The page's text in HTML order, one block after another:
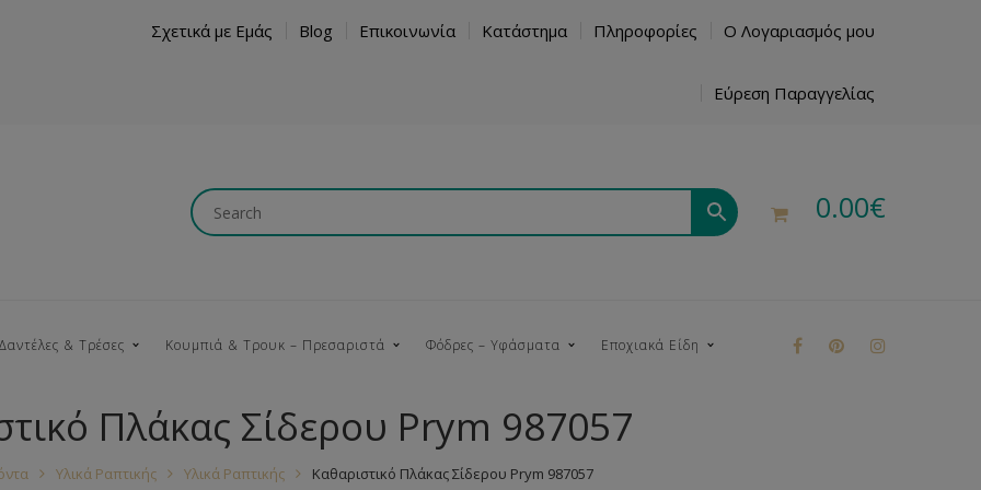
Σχετικά με Εμάς Blog Επικοινωνία Κατάστημα Πληροφορίες Ο Λογαριασμός μου
Εύρεση Παραγγελίας
0.00€
Κουμπώματα Νήματα
& Τρέσες
Βαμβακερές Κρόσια
Κουμπιά & Τρουκ – Πρεσαριστά
Ξύλινα Τρούκ
Φόδρες – Υφάσματα Εποχιακά Είδη
Πλάκας Σίδερου Prym 987057
Υλικά Ραπτικής Υλικά Ραπτικής Καθαριστικό Πλάκας Σίδερου Prym 987057